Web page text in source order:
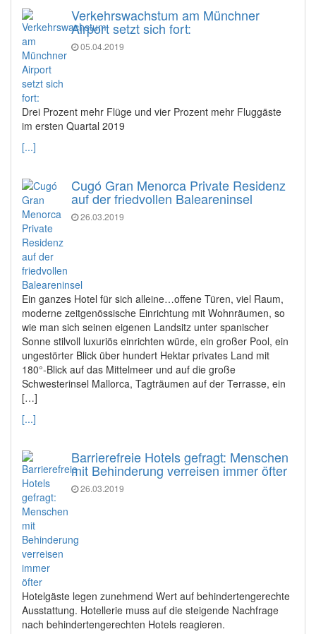
Verkehrswachstum am Münchner
Airport setzt sich fort:
05.04.2019
Drei Prozent mehr Flüge und vier Prozent mehr Fluggäste
im ersten Quartal 2019
[...]
Cugó Gran Menorca Private Residenz
auf der friedvollen Baleareninsel
26.03.2019
Ein ganzes Hotel für sich alleine…offene Türen, viel Raum,
moderne zeitgenössische Einrichtung mit Wohnräumen, so
wie man sich seinen eigenen Landsitz unter spanischer
Sonne stilvoll luxuriös einrichten würde, ein großer Pool, ein
ungestörter Blick über hundert Hektar privates Land mit
180°-Blick auf das Mittelmeer und auf die große
Schwesterinsel Mallorca, Tagträumen auf der Terrasse, ein
[…]
[...]
Barrierefreie Hotels gefragt: Menschen
mit Behinderung verreisen immer öfter
26.03.2019
Hotelgäste legen zunehmend Wert auf behindertengerechte
Ausstattung. Hotellerie muss auf die steigende Nachfrage
nach behindertengerechten Hotels reagieren.